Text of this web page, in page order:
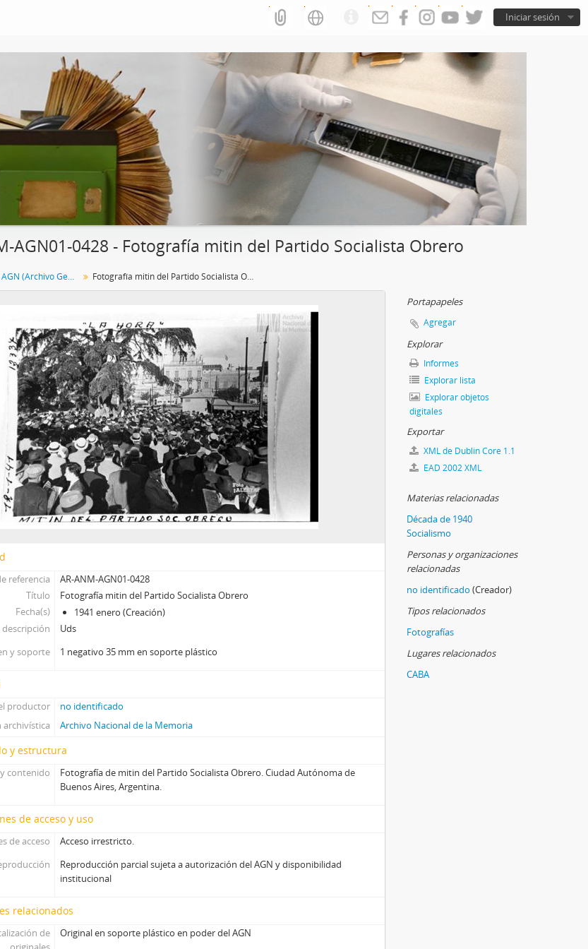
Iniciar sesión
AGN01-0428 - Fotografía mitin del Partido Socialista Obrero
Colección fotográfica AGN (Archivo General de la Nación) Fotografía mitin del Partido Socialista Obrero
referencia
AR-ANM-AGN01-0428
Título
Fotografía mitin del Partido Socialista Obrero
Fecha(s)
1941 enero (Creación)
Uds
y soporte
1 negativo 35 mm en soporte plástico
productor
no identificado
Archivo Nacional de la Memoria
y estructura
contenido
Fotografía de mitin del Partido Socialista Obrero. Ciudad Autónoma de
Buenos Aires, Argentina.
de acceso y uso
de acceso
Acceso irrestricto.
Reproducción parcial sujeta a autorización del AGN y disponibilidad
institucional
relacionados
de
Original en soporte plástico en poder del AGN
Portapapeles
Agregar
Explorar
Informes
Explorar lista
Explorar objetos
digitales
Exportar
XML de Dublin Core 1.1
EAD 2002 XML
Materias relacionadas
Década de 1940
Socialismo
Personas y organizaciones
relacionadas
no identificado (Creador)
Tipos relacionados
Fotografías
Lugares relacionados
CABA